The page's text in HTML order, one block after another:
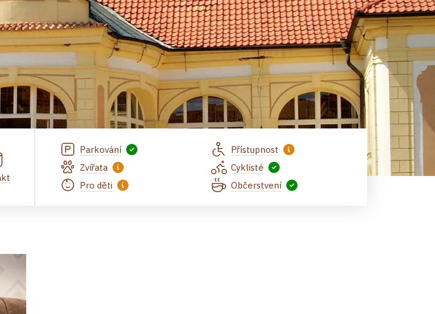
Parkování
Přístupnost
Zvířata
Cyklisté
Pro děti
Občerstvení